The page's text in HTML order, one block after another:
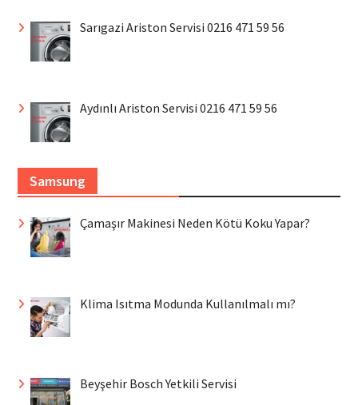
Sarıgazi Ariston Servisi 0216 471 59 56
Aydınlı Ariston Servisi 0216 471 59 56
Samsung
Çamaşır Makinesi Neden Kötü Koku Yapar?
Klima Isıtma Modunda Kullanılmalı mı?
Beyşehir Bosch Yetkili Servisi